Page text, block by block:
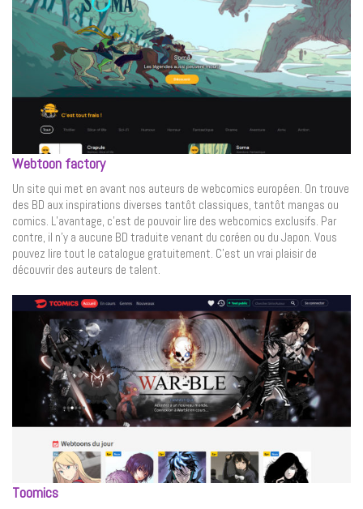
Webtoon factory
Un site qui met en avant nos auteurs de webcomics européen. On trouve
des BD aux inspirations diverses tantôt classiques, tantôt mangas ou
comics. L’avantage, c’est de pouvoir lire des webcomics exclusifs. Par
contre, il n’y a aucune BD traduite venant du coréen ou du Japon. Vous
pouvez lire tout le catalogue gratuitement. C’est un vrai plaisir de
découvrir des auteurs de talent.
Toomics